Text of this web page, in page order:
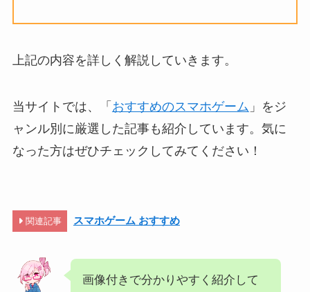
上記の内容を詳しく解説していきます。
当サイトでは、「 おすすめのスマホゲーム 」をジ
ャンル別に厳選した記事も紹介しています。気に
なった方はぜひチェックしてみてください！
関連記事 スマホゲーム おすすめ
画像付きで分かりやすく紹介して